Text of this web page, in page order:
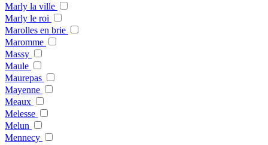
Marly la ville
Marly le roi
Marolles en brie
Maromme
Massy
Maule
Maurepas
Mayenne
Meaux
Melesse
Melun
Mennecy